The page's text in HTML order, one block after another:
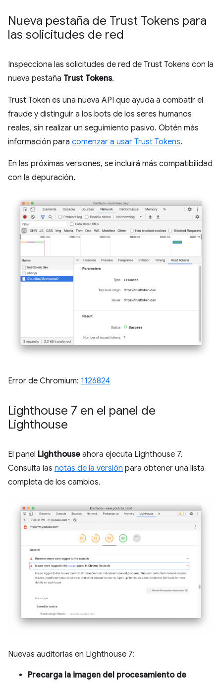
Nueva pestaña de Trust Tokens para
las solicitudes de red
Inspecciona las solicitudes de red de Trust Tokens con la
nueva pestaña Trust Tokens.
Trust Token es una nueva API que ayuda a combatir el
fraude y distinguir a los bots de los seres humanos
reales, sin realizar un seguimiento pasivo. Obtén más
información para comenzar a usar Trust Tokens.
En las próximas versiones, se incluirá más compatibilidad
con la depuración.
Error de Chromium: 1126824
Lighthouse 7 en el panel de
Lighthouse
El panel Lighthouse ahora ejecuta Lighthouse 7.
Consulta las notas de la versión para obtener una lista
completa de los cambios.
Nuevas auditorías en Lighthouse 7:
Precarga la imagen del procesamiento de